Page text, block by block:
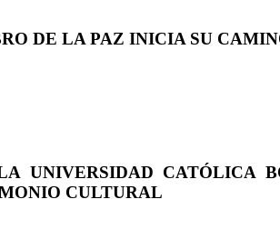
DE LA PAZ INICIA SU
UNIVERSIDAD CATÓLICA
CULTURAL